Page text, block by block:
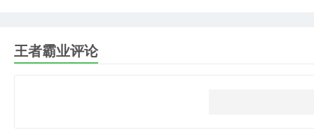
王者霸业评论